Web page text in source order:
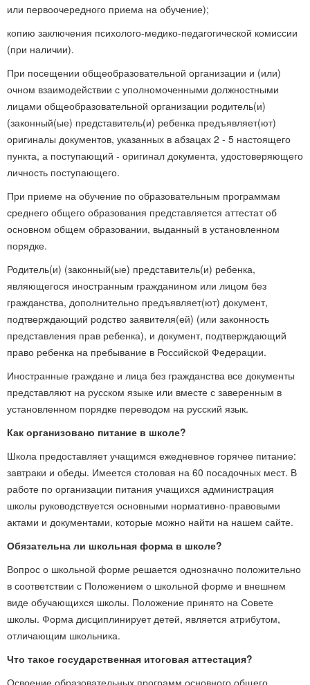
или первоочередного приема на обучение);
копию заключения психолого-медико-педагогической комиссии
(при наличии).
При посещении общеобразовательной организации и (или)
очном взаимодействии с уполномоченными должностными
лицами общеобразовательной организации родитель(и)
(законный(ые) представитель(и) ребенка предъявляет(ют)
оригиналы документов, указанных в абзацах 2 - 5 настоящего
пункта, а поступающий - оригинал документа, удостоверяющего
личность поступающего.
При приеме на обучение по образовательным программам
среднего общего образования представляется аттестат об
основном общем образовании, выданный в установленном
порядке.
Родитель(и) (законный(ые) представитель(и) ребенка,
являющегося иностранным гражданином или лицом без
гражданства, дополнительно предъявляет(ют) документ,
подтверждающий родство заявителя(ей) (или законность
представления прав ребенка), и документ, подтверждающий
право ребенка на пребывание в Российской Федерации.
Иностранные граждане и лица без гражданства все документы
представляют на русском языке или вместе с заверенным в
установленном порядке переводом на русский язык.
Как организовано питание в школе?
Школа предоставляет учащимся ежедневное горячее питание:
завтраки и обеды. Имеется столовая на 60 посадочных мест. В
работе по организации питания учащихся администрация
школы руководствуется основными нормативно-правовыми
актами и документами, которые можно найти на нашем сайте.
Обязательна ли школьная форма в школе?
Вопрос о школьной форме решается однозначно положительно
в соответствии с Положением о школьной форме и внешнем
виде обучающихся школы. Положение принято на Совете
школы. Форма дисциплинирует детей, является атрибутом,
отличающим школьника.
Что такое государственная итоговая аттестация?
Освоение образовательных программ основного общего